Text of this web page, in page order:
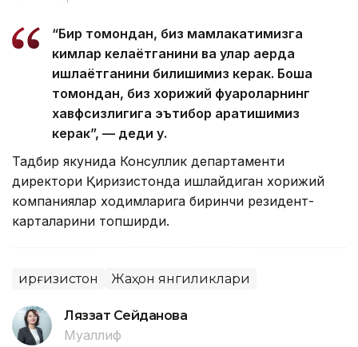
“Бир томондан, биз мамлакатимизга
кимлар келаётганини ва улар қаерда
ишлаётганини билишимиз керак. Бошқа
томондан, биз хорижий фуқароларнинг
хавфсизлигига эътибор қаратишимиз
керак”, — деди у.
Тадбир якунида Консуллик департаменти
директори Қирғизистонда ишлайдиган хорижий
компаниялар ходимларига биринчи резидент-
карталарини топширди.
Қирғизистон Жаҳон янгиликлари
Ляззат Сейданова
Муаллиф